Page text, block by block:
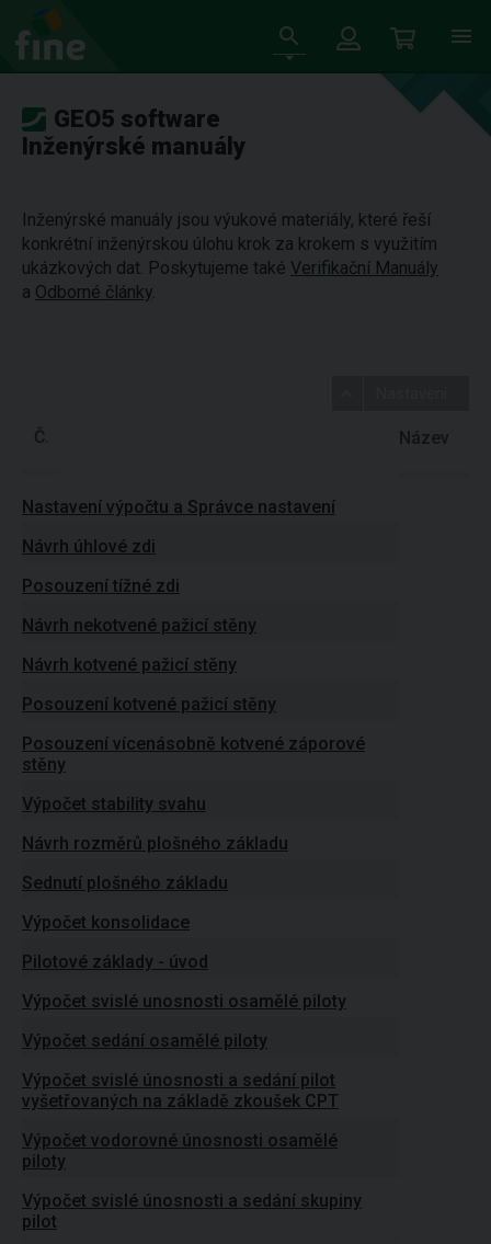
GEO5 software
Inženýrské manuály
Inženýrské manuály jsou výukové materiály, které řeší
konkrétní inženýrskou úlohu krok za krokem s využitím
ukázkových dat. Poskytujeme také Verifikační Manuály
a Odborné články.
Č. Název
Nastavení výpočtu a Správce nastavení
Návrh úhlové zdi
Posouzení tížné zdi
Návrh nekotvené pažicí stěny
Návrh kotvené pažicí stěny
Posouzení kotvené pažicí stěny
Posouzení vícenásobně kotvené záporové
stěny
Výpočet stability svahu
Návrh rozměrů plošného základu
Sednutí plošného základu
Výpočet konsolidace
Pilotové základy - úvod
Výpočet svislé unosnosti osamělé piloty
Výpočet sedání osamělé piloty
Výpočet svislé únosnosti a sedání pilot
vyšetřovaných na základě zkoušek CPT
Výpočet vodorovné únosnosti osamělé
piloty
Výpočet svislé únosnosti a sedání skupiny
pilot